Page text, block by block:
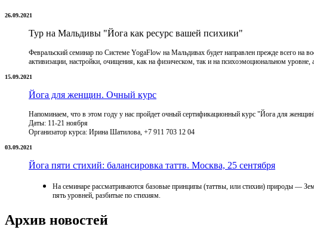
26.09.2021
Тур на Мальдивы "Йога как ресурс вашей психики"
Февральский семинар по Системе YogaFlow на Мальдивах будет направлен прежде всего на
активизации, настройки, очищения, как на физическом, так и на психоэмоциональном
15.09.2021
Йога для женщин. Очный курс
Напоминаем, что в этом году у нас пройдет очный сертификационный курс "Йога для
Даты: 11-21 ноября
Организатор курса: Ирина Шатилова, +7 911 703 12 04
03.09.2021
Йога пяти стихий: балансировка таттв. Москва, 25 сентября
На семинаре рассматриваются базовые принципы (таттвы, или стихии) природы —
пять уровней, разбитые по стихиям.
Архив новостей